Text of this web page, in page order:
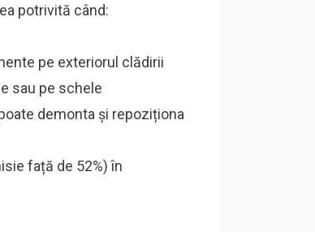
potrivită când:
pe exteriorul clădirii
sau pe schele
demonta și repoziționa
față de 52%) în